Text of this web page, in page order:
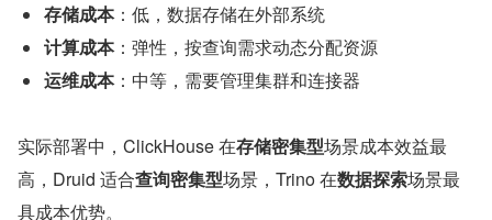
存储成本：低，数据存储在外部系统
计算成本：弹性，按查询需求动态分配资源
运维成本：中等，需要管理集群和连接器
实际部署中，ClickHouse 在存储密集型场景成本效益最
高，Druid 适合查询密集型场景，Trino 在数据探索场景最
具成本优势。